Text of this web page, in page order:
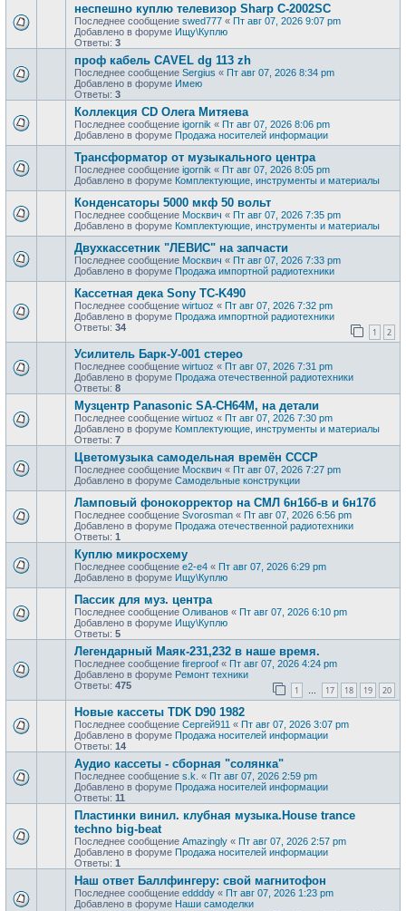
неспешно куплю телевизор Sharp C-2002SC
Последнее сообщение swed777 « Пт авг 07, 2026 9:07 pm
Добавлено в форуме Ищу\Куплю
Ответы: 3
проф кaбель CАVЕL dg 113 zh
Последнее сообщение Sergius « Пт авг 07, 2026 8:34 pm
Добавлено в форуме Имею
Ответы: 3
Коллекция CD Олега Митяева
Последнее сообщение igornik « Пт авг 07, 2026 8:06 pm
Добавлено в форуме Продажa носителей информации
Трансформатор от музыкального центра
Последнее сообщение igornik « Пт авг 07, 2026 8:05 pm
Добавлено в форуме Комплектующие, инструменты и материалы
Конденсаторы 5000 мкф 50 вольт
Последнее сообщение Москвич « Пт авг 07, 2026 7:35 pm
Добавлено в форуме Комплектующие, инструменты и материалы
Двухкассетник "ЛЕВИС" на запчасти
Последнее сообщение Москвич « Пт авг 07, 2026 7:33 pm
Добавлено в форуме Продажа импортной радиотехники
Кассетная дека Sony TC-K490
Последнее сообщение wirtuoz « Пт авг 07, 2026 7:32 pm
Добавлено в форуме Продажа импортной радиотехники
Ответы: 34 1 2
Усилитель Барк-У-001 стерео
Последнее сообщение wirtuoz « Пт авг 07, 2026 7:31 pm
Добавлено в форуме Продажа отечественной радиотехники
Ответы: 8
Музцентр Panasonic SA-CH64M, на детали
Последнее сообщение wirtuoz « Пт авг 07, 2026 7:30 pm
Добавлено в форуме Комплектующие, инструменты и материалы
Ответы: 7
Цветомузыка самодельная времён СССР
Последнее сообщение Москвич « Пт авг 07, 2026 7:27 pm
Добавлено в форуме Самодельные конструкции
Ламповый фонокорректор на СМЛ 6н16б-в и 6н17б
Последнее сообщение Svorosman « Пт авг 07, 2026 6:56 pm
Добавлено в форуме Продажа отечественной радиотехники
Ответы: 1
Куплю микросхему
Последнее сообщение e2-e4 « Пт авг 07, 2026 6:29 pm
Добавлено в форуме Ищу\Куплю
Пассик для муз. центра
Последнее сообщение Оливанов « Пт авг 07, 2026 6:10 pm
Добавлено в форуме Ищу\Куплю
Ответы: 5
Легендарный Маяк-231,232 в наше время.
Последнее сообщение fireproof « Пт авг 07, 2026 4:24 pm
Добавлено в форуме Ремонт техники
Ответы: 475 1 17 18 19 20
Новые кассеты TDK D90 1982
Последнее сообщение Сергей911 « Пт авг 07, 2026 3:07 pm
Добавлено в форуме Продажa носителей информации
Ответы: 14
Аудио кассеты - сборная "солянка"
Последнее сообщение s.k. « Пт авг 07, 2026 2:59 pm
Добавлено в форуме Продажa носителей информации
Ответы: 11
Пластинки винил. клубная музыка.House trance
techno big-beat
Последнее сообщение Amazingly « Пт авг 07, 2026 2:57 pm
Добавлено в форуме Продажa носителей информации
Ответы: 1
Наш ответ Баллфингеру: свой магнитофон
Последнее сообщение eddddy « Пт авг 07, 2026 1:23 pm
Добавлено в форуме Наши самоделки